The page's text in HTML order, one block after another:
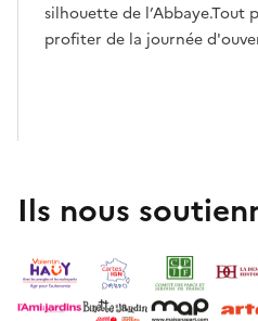
silhouette de l’Abbaye.Tout
profiter de la journée
Ils nous